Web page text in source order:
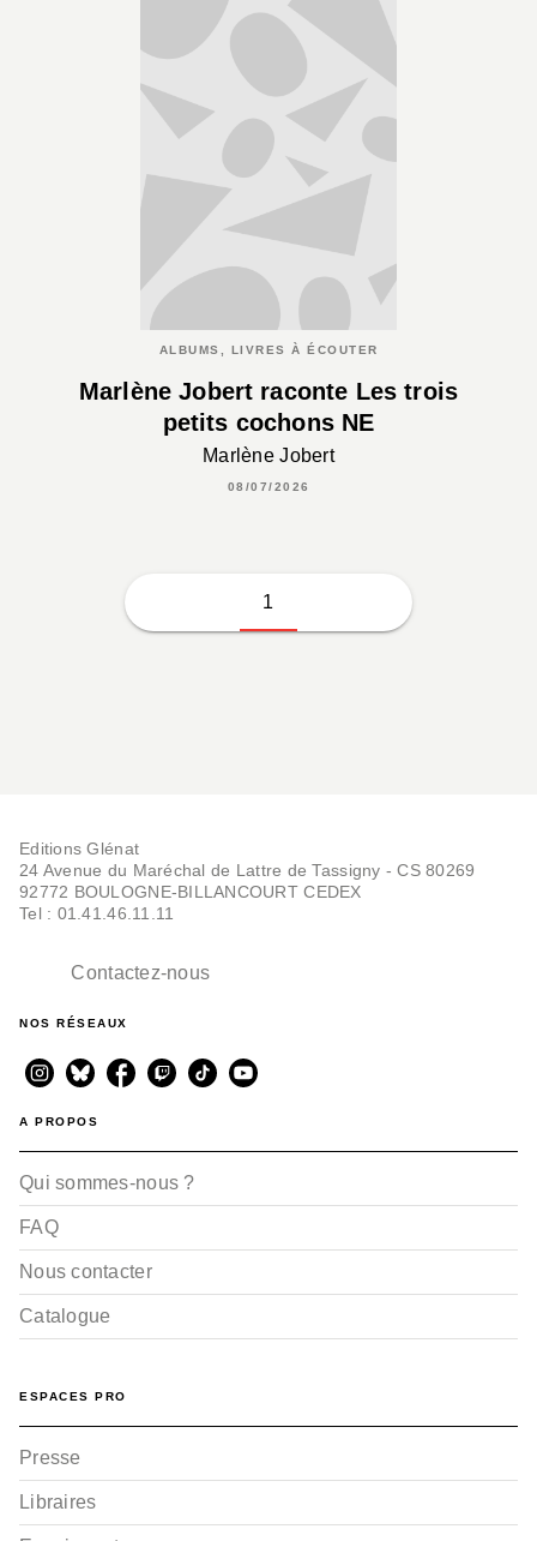
ALBUMS, LIVRES À ÉCOUTER
Marlène Jobert raconte Les trois
petits cochons NE
Marlène Jobert
08/07/2026
1
Editions Glénat
24 Avenue du Maréchal de Lattre de Tassigny - CS 80269
92772 BOULOGNE-BILLANCOURT CEDEX
Tel : 01.41.46.11.11
Contactez-nous
NOS RÉSEAUX
A PROPOS
Qui sommes-nous ?
FAQ
Nous contacter
Catalogue
ESPACES PRO
Presse
Libraires